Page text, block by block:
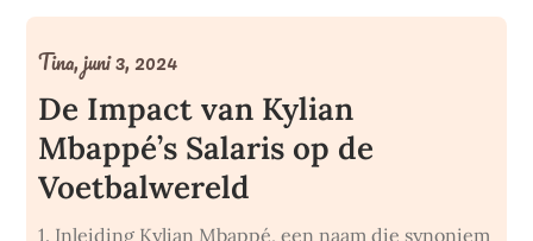
De Impact van Kylian
Mbappé’s Salaris op de
Voetbalwereld
Tina,juni 3, 2024
1. Inleiding Kylian Mbappé, een naam die synoniem